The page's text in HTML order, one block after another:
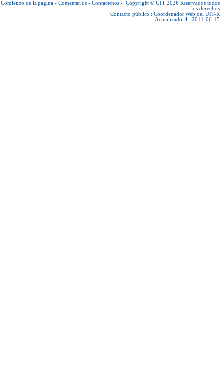
Comienzo de la página - Comentarios - Contáctenos - Copyright © UIT 2026 Reservados todos
los derechos
Contacto público : Coordenador Web del UIT-R
Actualizado el : 2011-06-15